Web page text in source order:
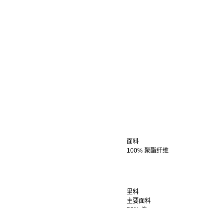
面料
100% 聚酯纤维
里料
主要面料